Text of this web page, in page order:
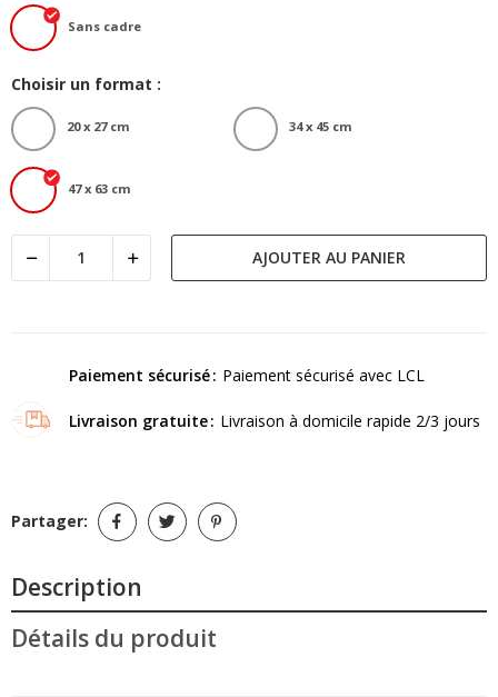
Sans cadre
Choisir un format :
20 x 27 cm 34 x 45 cm
47 x 63 cm
AJOUTER AU PANIER
Paiement sécurisé Paiement sécurisé avec LCL
Livraison gratuite Livraison à domicile rapide 2/3 jours
Partager:
Description
Détails du produit